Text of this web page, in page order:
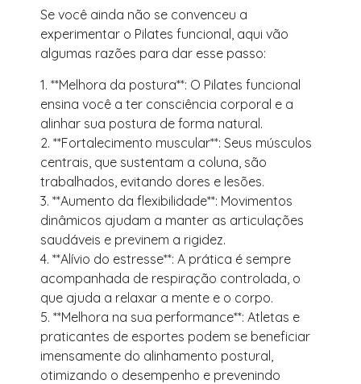
Se você ainda não se convenceu a
experimentar o Pilates funcional, aqui vão
algumas razões para dar esse passo:
1. **Melhora da postura**: O Pilates funcional
ensina você a ter consciência corporal e a
alinhar sua postura de forma natural.
2. **Fortalecimento muscular**: Seus músculos
centrais, que sustentam a coluna, são
trabalhados, evitando dores e lesões.
3. **Aumento da flexibilidade**: Movimentos
dinâmicos ajudam a manter as articulações
saudáveis e previnem a rigidez.
4. **Alívio do estresse**: A prática é sempre
acompanhada de respiração controlada, o
que ajuda a relaxar a mente e o corpo.
5. **Melhora na sua performance**: Atletas e
praticantes de esportes podem se beneficiar
imensamente do alinhamento postural,
otimizando o desempenho e prevenindo